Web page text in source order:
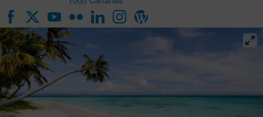
más
miel en